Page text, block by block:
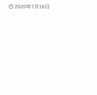
2020年7月16日